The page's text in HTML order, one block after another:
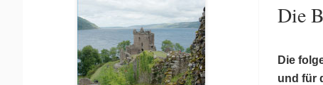
Die
Die
und für